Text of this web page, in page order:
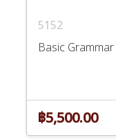
5152
Basic Grammar
฿5,500.00